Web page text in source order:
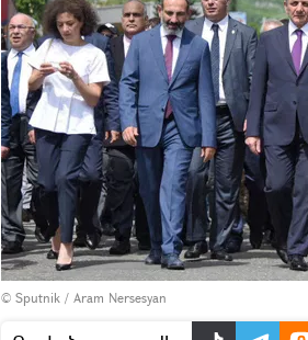
© Sputnik / Aram Nersesyan